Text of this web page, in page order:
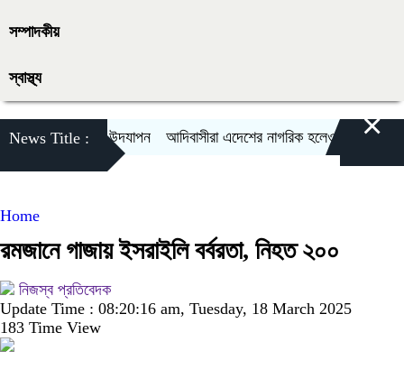
সম্পাদকীয়
স্বাস্থ্য
News Title :
আদিবাসী দিবস উদযাপন আদিবাসীরা এদেশের নাগরিক হলেও রাষ্ট্রীয়×
Home
রমজানে গাজায় ইসরাইলি বর্বরতা, নিহত ২০০
নিজস্ব প্রতিবেদক
Update Time : 08:20:16 am, Tuesday, 18 March 2025
183 Time View